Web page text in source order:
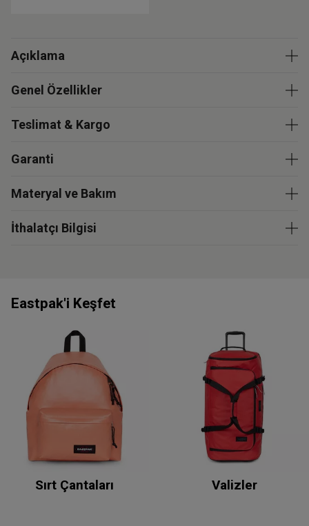
Açıklama
Genel Özellikler
Teslimat & Kargo
Garanti
Materyal ve Bakım
İthalatçı Bilgisi
Eastpak'i Keşfet
Sırt Çantaları Valizler